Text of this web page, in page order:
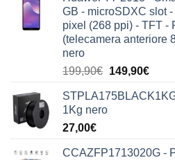
GB - microSDXC slot
pixel (268 ppi) - TFT -
(telecamera anteriore
nero
199,90€ Il
originale
149,90€Il
1Kg nero
27,00€
CCAZFP1713020G -